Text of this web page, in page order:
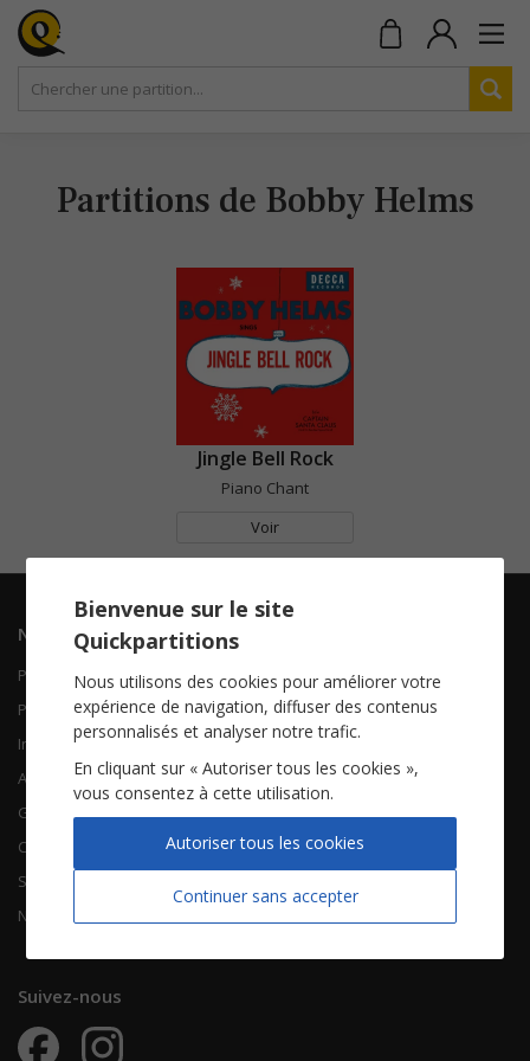
Partitions de Bobby Helms
Jingle Bell Rock
Piano Chant
Voir
Navigation
Piano Chant
Piano Solo
Instruments solistes
Accordéon
Guitare
Chorales
Songbooks
Nouvelles partitions
Contactez-nous
Qui sommes-nous
FAQ
À propos
CGV
Mentions légales
Vie privée
Suivez-nous
Bienvenue sur le site
Quickpartitions
Nous utilisons des cookies pour améliorer votre
expérience de navigation, diffuser des contenus
personnalisés et analyser notre trafic.
En cliquant sur « Autoriser tous les cookies »,
vous consentez à cette utilisation.
Continuer sans accepter
Autoriser tous les cookies